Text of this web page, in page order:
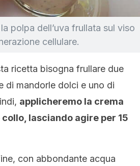
polpa dell’uva frullata sul viso
cellulare.
ricetta bisogna frullare due
di mandorle dolci e uno di
applicheremo la crema
lasciando agire per 15
con abbondante acqua